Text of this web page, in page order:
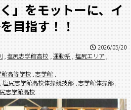
」をモットーに、イ
目指す！！
2026/05/20
塩尻志学館高校 運動系 塩尻エリア
高等学校 志学館
塩尻志学館高校体操競技部 志学館体操部
志学館高校